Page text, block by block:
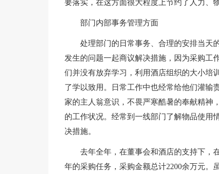
要落实，在这方面很大程度上节约了人力、
部门内部事务管理方面
处理部门的日常事务、合理的安排当天
发生的问题一起商议解决措施，因为采购工
们并没有放弃学习，利用酒店组织的大小培
了学以致用。日常工作中也经常给他们灌输
家的主人翁意识，不畏严寒酷暑的奉献精神
的工作状况。经常到一线部门了解物品使用
决措施。
去年全年，在董事会和酒店的支持下，
年的采购任务，采购金额总计2200余万元。